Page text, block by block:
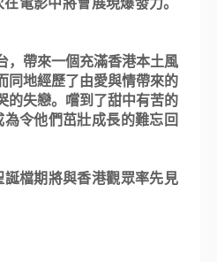
電影中將會展現爆發力。
，帶來一個充滿香港本土風
同地經歷了由愛與情帶來的
失戀。 嚐到了甜中有苦的
令他們茁壯成長的難忘回
檔期將與香港觀眾率先見